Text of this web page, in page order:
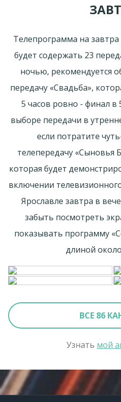
Телепрограмма на
будет содержать 23
ночью, рекомендуется
передачу «Свадьба»,
5 часов ровно - финал в
выборе передачи в
если потратите
телепередачу
которая будет
включении
Ярославле завтра в
забыть посмотреть
показывать программу
длиной
ВСЕ 86
Узнать мой